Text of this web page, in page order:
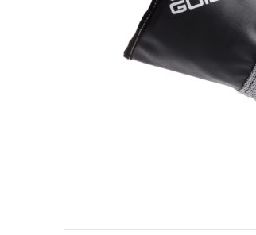
Olie- og gasindustrien